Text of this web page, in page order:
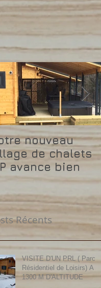
nouveau
de chalets
avance bien
Récents
VISITE D'UN PRL ( Parc
Résidentiel de Loisirs) A
1300 M D'ALTITUDE